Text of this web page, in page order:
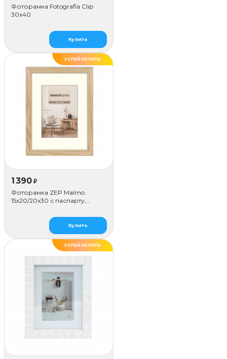
Фоторамка Fotografia Сlip
30x40
Купить
УСПЕЙ КУПИТЬ
1 390 ₽
Фоторамка ZEP Malmo
15х20/20х30 с паспарту,
Купить
УСПЕЙ КУПИТЬ